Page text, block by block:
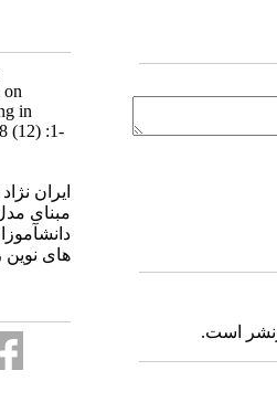
on
in
(12) :1-
ایران
مبنای
های نوین
است.